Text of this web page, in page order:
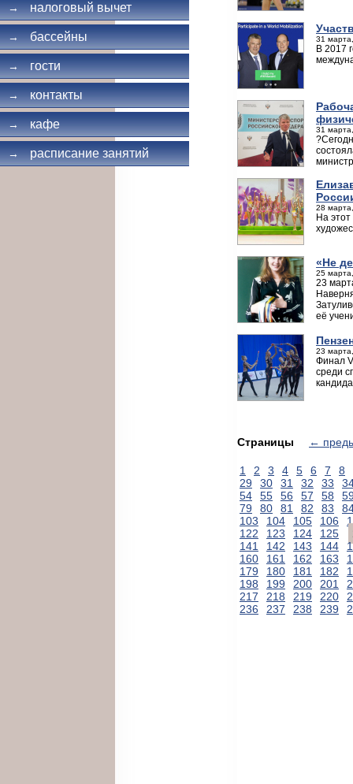
→ налоговый вычет
→ бассейны
→ гости
→ контакты
→ кафе
→ расписание занятий
31
В 2017
31
28
На этот
«Не
25
23
её
23
Финал
среди
Страницы ←
1 2 3 4 5 6 7
8
29
30 31 32 33
54
55 56 57 58
79
80 81 82 83
103
104 105 106
122
123 124 125
141
142 143 144
160
161 162 163
179
180 181 182
198
199 200 201
217
218 219 220
236
237 238 239